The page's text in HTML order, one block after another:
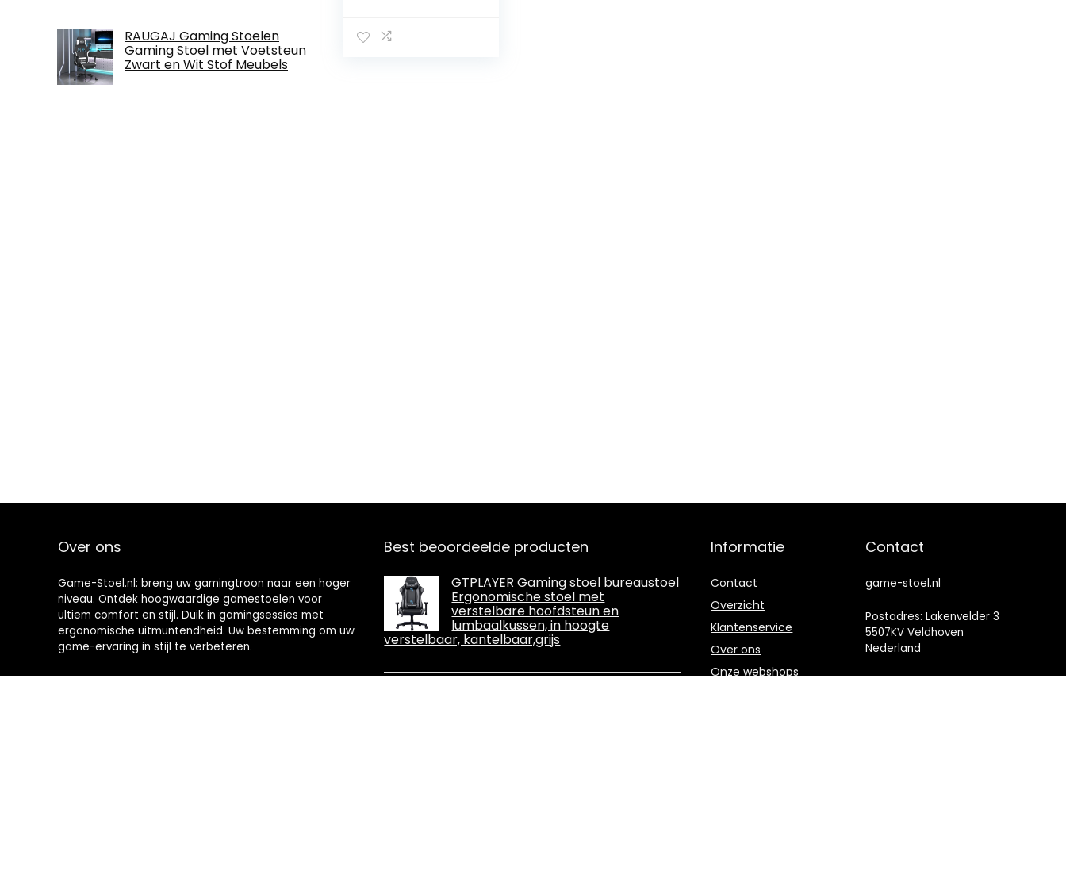
RAUGAJ Gaming Stoelen
Gaming Stoel met Voetsteun
Zwart en Wit Stof Meubels
Armleuningen,
Over ons
Game-Stoel.nl: breng uw gamingtroon naar een hoger
niveau. Ontdek hoogwaardige gamestoelen voor
ultiem comfort en stijl. Duik in gamingsessies met
ergonomische uitmuntendheid. Uw bestemming om uw
game-ervaring in stijl te verbeteren.
Best beoordeelde producten
GTPLAYER Gaming stoel bureaustoel
Ergonomische stoel met
verstelbare hoofdsteun en
lumbaalkussen, in hoogte
verstelbaar, kantelbaar,grijs
Informatie
Contact
Overzicht
Klantenservice
Over ons
Onze webshops
Contact
game-stoel.nl
Postadres: Lakenvelder 3
5507KV Veldhoven
Nederland